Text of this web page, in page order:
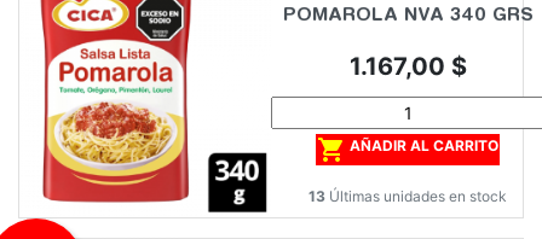
POMAROLA NVA 340 GRS
Precio
1.167,00 $
 AÑADIR AL CARRITO
13 Últimas unidades en stock